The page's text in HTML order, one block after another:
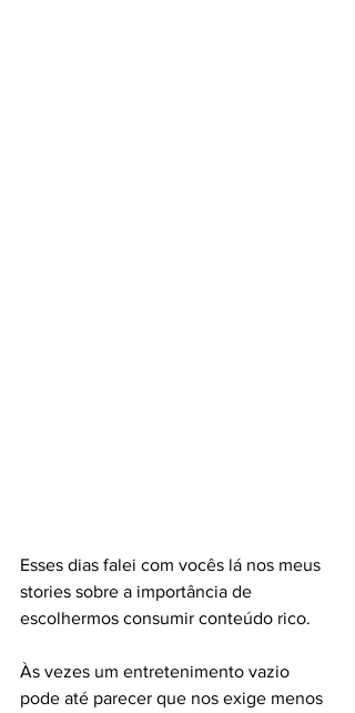
Esses dias falei com vocês lá nos meus
stories sobre a importância de
escolhermos consumir conteúdo rico.
Às vezes um entretenimento vazio
pode até parecer que nos exige menos